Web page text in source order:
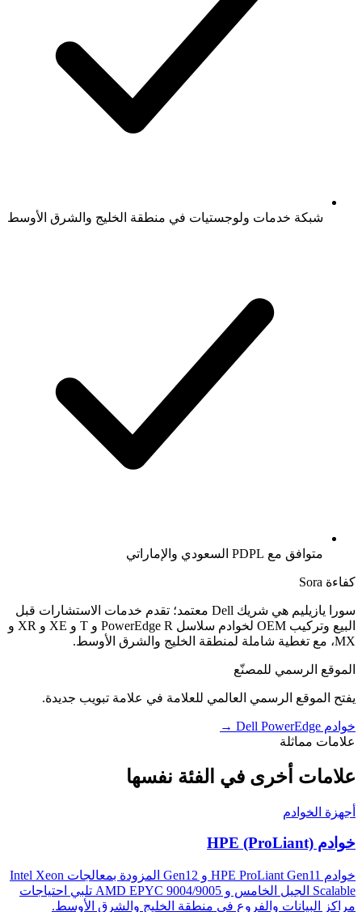
شبكة خدمات ولوجستيات في منطقة الخليج والشرق الأوسط
متوافق مع PDPL السعودي والإماراتي
كفاءة Sora
سورا يازيليم هي شريك Dell معتمد؛ تقدم خدمات الاستشارات قبل
البيع وتركيب OEM لخوادم سلاسل PowerEdge R و T و XE و XR و
MX، مع تغطية شاملة لمنطقة الخليج والشرق الأوسط.
الموقع الرسمي للمصنّع
يفتح الموقع الرسمي العالمي للعلامة في علامة تبويب جديدة.
خوادم Dell PowerEdge
→
علامات مماثلة
علامات أخرى في الفئة نفسها
أجهزة الخوادم
خوادم HPE (ProLiant)
خوادم HPE ProLiant Gen11 و Gen12 المزودة بمعالجات Intel Xeon
Scalable الجيل الخامس و AMD EPYC 9004/9005 تلبي احتياجات
مراكز البيانات والفروع في منطقة الخليج والشرق الأوسط.